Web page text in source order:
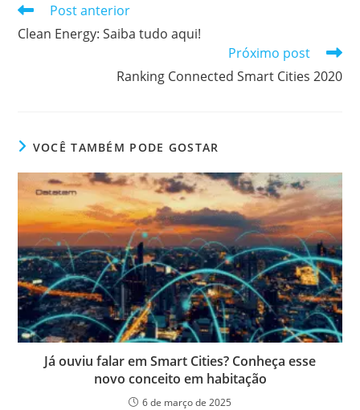
Post anterior
Clean Energy: Saiba tudo aqui!
Próximo post
Ranking Connected Smart Cities 2020
VOCÊ TAMBÉM PODE GOSTAR
Já ouviu falar em Smart Cities? Conheça esse
novo conceito em habitação
6 de março de 2025